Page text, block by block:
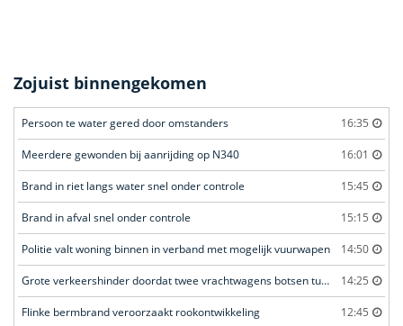
Zojuist binnengekomen
Persoon te water gered door omstanders 16:35
Meerdere gewonden bij aanrijding op N340 16:01
Brand in riet langs water snel onder controle 15:45
Brand in afval snel onder controle 15:15
Politie valt woning binnen in verband met mogelijk vuurwapen 14:50
Grote verkeershinder doordat twee vrachtwagens botsen tunnel 14:25
Flinke bermbrand veroorzaakt rookontwikkeling 12:45